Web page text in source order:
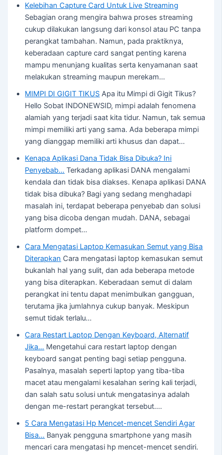
Kelebihan Capture Card Untuk Live Streaming
Sebagian orang mengira bahwa proses streaming
cukup dilakukan langsung dari konsol atau PC tanpa
perangkat tambahan. Namun, pada praktiknya,
keberadaan capture card sangat penting karena
mampu menunjang kualitas serta kenyamanan saat
melakukan streaming maupun merekam…
MIMPI DI GIGIT TIKUS Apa itu Mimpi di Gigit Tikus?
Hello Sobat INDONEWSID, mimpi adalah fenomena
alamiah yang terjadi saat kita tidur. Namun, tak semua
mimpi memiliki arti yang sama. Ada beberapa mimpi
yang dianggap memiliki arti khusus dan dapat…
Kenapa Aplikasi Dana Tidak Bisa Dibuka? Ini
Penyebab… Terkadang aplikasi DANA mengalami
kendala dan tidak bisa diakses. Kenapa aplikasi DANA
tidak bisa dibuka? Bagi yang sedang menghadapi
masalah ini, terdapat beberapa penyebab dan solusi
yang bisa dicoba dengan mudah. DANA, sebagai
platform dompet…
Cara Mengatasi Laptop Kemasukan Semut yang Bisa
Diterapkan Cara mengatasi laptop kemasukan semut
bukanlah hal yang sulit, dan ada beberapa metode
yang bisa diterapkan. Keberadaan semut di dalam
perangkat ini tentu dapat menimbulkan gangguan,
terutama jika jumlahnya cukup banyak. Meskipun
semut tidak terlalu…
Cara Restart Laptop Dengan Keyboard, Alternatif
Jika… Mengetahui cara restart laptop dengan
keyboard sangat penting bagi setiap pengguna.
Pasalnya, masalah seperti laptop yang tiba-tiba
macet atau mengalami kesalahan sering kali terjadi,
dan salah satu solusi untuk mengatasinya adalah
dengan me-restart perangkat tersebut.…
5 Cara Mengatasi Hp Mencet-mencet Sendiri Agar
Bisa… Banyak pengguna smartphone yang masih
mencari cara mengatasi hp mencet-mencet sendiri.